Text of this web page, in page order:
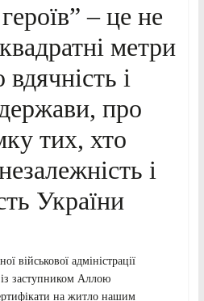
– це не
метри
і
про
тих, хто
і
України
військової адміністрації
заступником Аллою
на житло нашим